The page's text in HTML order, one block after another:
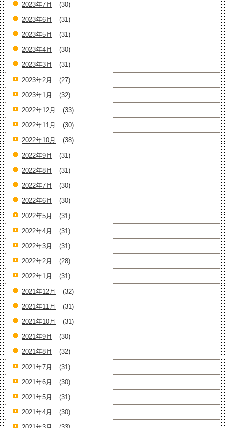
2023年7月
(30)
2023年6月
(31)
2023年5月
(31)
2023年4月
(30)
2023年3月
(31)
2023年2月
(27)
2023年1月
(32)
2022年12月
(33)
2022年11月
(30)
2022年10月
(38)
2022年9月
(31)
2022年8月
(31)
2022年7月
(30)
2022年6月
(30)
2022年5月
(31)
2022年4月
(31)
2022年3月
(31)
2022年2月
(28)
2022年1月
(31)
2021年12月
(32)
2021年11月
(31)
2021年10月
(31)
2021年9月
(30)
2021年8月
(32)
2021年7月
(31)
2021年6月
(30)
2021年5月
(31)
2021年4月
(30)